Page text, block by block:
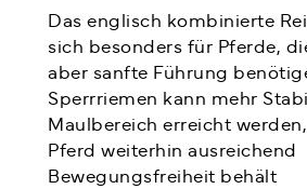
Das englisch kombinierte
sich besonders für Pferde,
aber sanfte Führung
Sperrriemen kann mehr
Maulbereich erreicht
Pferd weiterhin ausreichend
Bewegungsfreiheit behält